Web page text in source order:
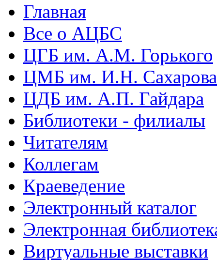
Главная
Все о АЦБС
ЦГБ им. А.М. Горького
ЦМБ им. И.Н. Сахарова
ЦДБ им. А.П. Гайдара
Библиотеки - филиалы
Читателям
Коллегам
Краеведение
Электронный каталог
Электронная
Виртуальные выставки